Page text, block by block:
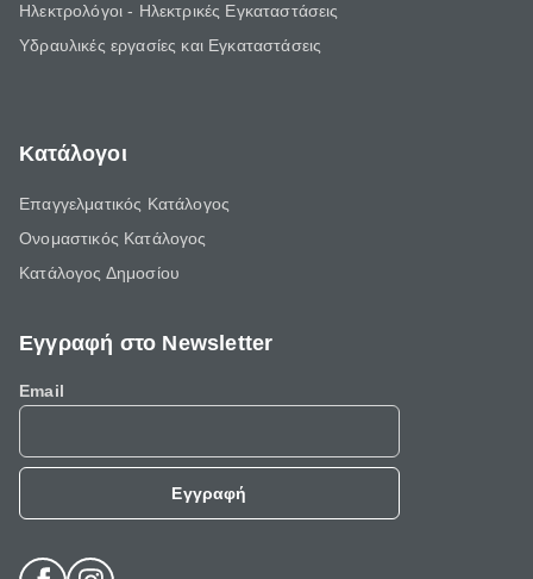
Ηλεκτρολόγοι - Ηλεκτρικές Εγκαταστάσεις
Υδραυλικές εργασίες και Εγκαταστάσεις
Κατάλογοι
Επαγγελματικός Κατάλογος
Ονομαστικός Κατάλογος
Κατάλογος Δημοσίου
Εγγραφή στο Newsletter
Email
Εγγραφή